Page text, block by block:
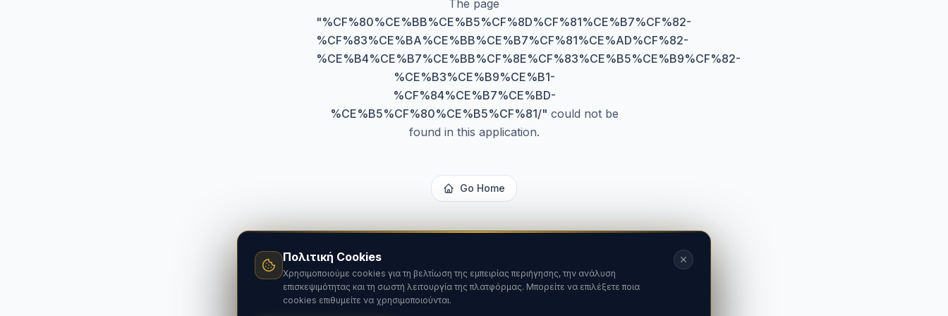
The page
"%CF%80%CE%BB%CE%B5%CF%8D%CF%81%CE%B7%CF%82-
%CF%83%CE%BA%CE%BB%CE%B7%CF%81%CE%AD%CF%82-
%CE%B4%CE%B7%CE%BB%CF%8E%CF%83%CE%B5%CE%B9%CF%82-
%CE%B3%CE%B9%CE%B1-
%CF%84%CE%B7%CE%BD-
%CE%B5%CF%80%CE%B5%CF%81/" could not be
found in this application.
Go Home
Πολιτική Cookies
Χρησιμοποιούμε cookies για τη βελτίωση της εμπειρίας περιήγησης, την ανάλυση
επισκεψιμότητας και τη σωστή λειτουργία της πλατφόρμας. Μπορείτε να επιλέξετε ποια
cookies επιθυμείτε να χρησιμοποιούνται.